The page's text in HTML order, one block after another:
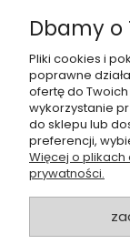
Dołącz
POMOC
SKLEP
Dbamy
Pliki cookies i
poprawne
ofertę do
wykorzystanie
do sklepu lub
preferencji,
Więcej o plikach
prywatności.